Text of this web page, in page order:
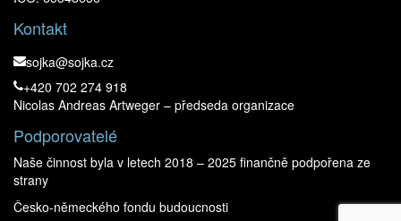
Kontakt
sojka@sojka.cz
+420 702 274 918
Nicolas Andreas Artweger – předseda organizace
Podporovatelé
Naše činnost byla v letech 2018 – 2025 finančně podpořena ze
strany
Česko-německého fondu budoucnosti